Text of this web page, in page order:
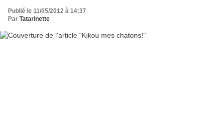
Publié le 11/05/2012 à 14:37
Par Tatarinette